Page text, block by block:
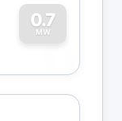
0.7
MW
0